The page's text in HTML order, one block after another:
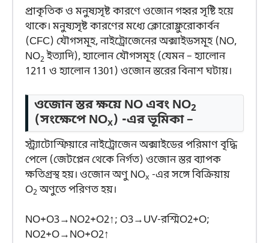
প্রাকৃতিক ও মনুষ্যসৃষ্ট কারণে ওজোন গহ্বর সৃষ্টি হয়ে
থাকে। মনুষ্যসৃষ্ট কারণের মধ্যে ক্লোরোফ্লুরোকার্বন
(CFC) যৌগসমূহ, নাইট্রোজেনের অক্সাইডসমূহ (NO,
NO2ইত্যাদি), হ্যালোন যৌগসমূহ (যেমন – হ্যালোন
1211 ও হ্যালোন 1301) ওজোন স্তরের বিনাশ ঘটায়।
ওজোন স্তর ক্ষয়ে NO এবং NO2
(সংক্ষেপে NOx) -এর ভূমিকা –
স্ট্র্যাটোস্ফিয়ারে নাইট্রোজেন অক্সাইডের পরিমাণ বৃদ্ধি
পেলে (জেটপ্লেন থেকে নির্গত) ওজোন স্তর ব্যাপক
ক্ষতিগ্রস্থ হয়। ওজোন অণু NOx -এর সঙ্গে বিক্রিয়ায়
O2অণুতে পরিণত হয়।
NO+O3→NO2+O2↑; O3→UV-রশ্মিO2+O;
NO2+O→NO+O2↑